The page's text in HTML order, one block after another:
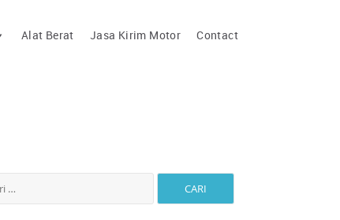
Alat Berat Jasa Kirim Motor Contact